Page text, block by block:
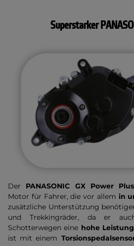
Superstarker
Der PANASONIC GX Power
Motor für Fahrer, die vor allem in
zusätzliche Unterstützung
und Trekkingräder, da er
Schotterwegen eine hohe Leistung
ist mit einem